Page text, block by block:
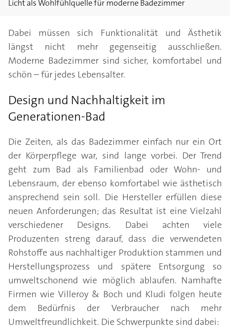
Licht als Wohlfühlquelle für moderne Badezimmer
Dabei müssen sich Funktionalität und Ästhetik
längst nicht mehr gegenseitig ausschließen.
Moderne Badezimmer sind sicher, komfortabel und
schön – für jedes Lebensalter.
Design und Nachhaltigkeit im
Generationen-Bad
Die Zeiten, als das Badezimmer einfach nur ein Ort
der Körperpflege war, sind lange vorbei. Der Trend
geht zum Bad als Familienbad oder Wohn- und
Lebensraum, der ebenso komfortabel wie ästhetisch
ansprechend sein soll. Die Hersteller erfüllen diese
neuen Anforderungen; das Resultat ist eine Vielzahl
verschiedener Designs. Dabei achten viele
Produzenten streng darauf, dass die verwendeten
Rohstoffe aus nachhaltiger Produktion stammen und
Herstellungsprozess und spätere Entsorgung so
umweltschonend wie möglich ablaufen. Namhafte
Firmen wie Villeroy & Boch und Kludi folgen heute
dem Bedürfnis der Verbraucher nach mehr
Umweltfreundlichkeit. Die Schwerpunkte sind dabei: